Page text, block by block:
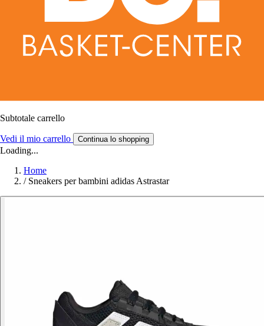
Subtotale carrello
Vedi il mio carrello Continua lo shopping
Loading...
Home
/ Sneakers per bambini adidas Astrastar